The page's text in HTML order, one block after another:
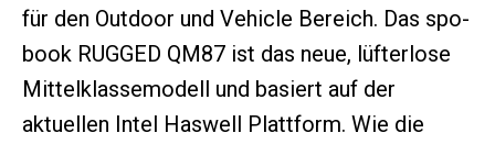
für den Outdoor und Vehicle Bereich. Das spo-
book RUGGED QM87 ist das neue, lüfterlose
Mittelklassemodell und basiert auf der
aktuellen Intel Haswell Plattform. Wie die